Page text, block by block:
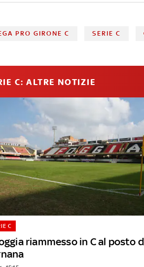
PRO GIRONE C SERIE C
C: ALTRE NOTIZIE
riammesso in C al posto
C